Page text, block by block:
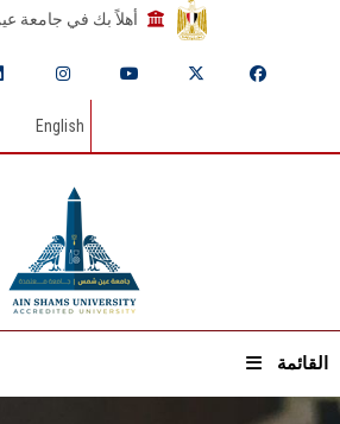
أهلاً بك في جامعة
English
القائمة